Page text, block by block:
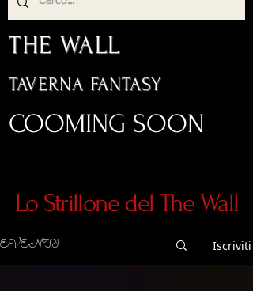
THE WALL
TAVERNA FANTASY
COOMING SOON
Lo Strillone del The Wall
EVENTI Iscriviti